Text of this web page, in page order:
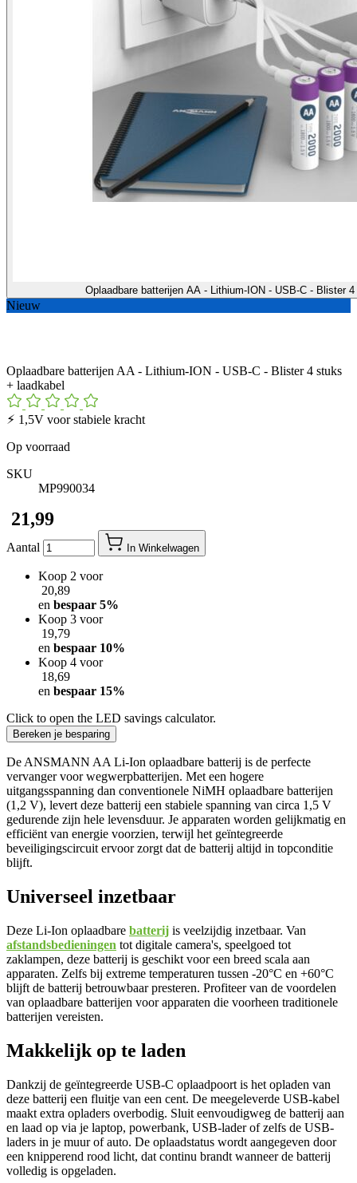
Oplaadbare batterijen AA - Lithium-ION - USB-C - Blister
Nieuw
Oplaadbare batterijen AA - Lithium-ION - USB-C - Blister 4 stuks
+ laadkabel
⚡︎ 1,5V voor stabiele kracht
Op voorraad
SKU
MP990034
​ 21,99
Aantal In Winkelwagen
Koop 2 voor
​ 20,89
en bespaar 5%
Koop 3 voor
​ 19,79
en bespaar 10%
Koop 4 voor
​ 18,69
en bespaar 15%
Click to open the LED savings calculator.
Bereken je besparing
De ANSMANN AA Li-Ion oplaadbare batterij is de perfecte
vervanger voor wegwerpbatterijen. Met een hogere
uitgangsspanning dan conventionele NiMH oplaadbare batterijen
(1,2 V), levert deze batterij een stabiele spanning van circa 1,5 V
gedurende zijn hele levensduur. Je apparaten worden gelijkmatig en
efficiënt van energie voorzien, terwijl het geïntegreerde
beveiligingscircuit ervoor zorgt dat de batterij altijd in topconditie
blijft.
Universeel inzetbaar
Deze Li-Ion oplaadbare batterij is veelzijdig inzetbaar. Van
afstandsbedieningen tot digitale camera's, speelgoed tot
zaklampen, deze batterij is geschikt voor een breed scala aan
apparaten. Zelfs bij extreme temperaturen tussen -20°C en +60°C
blijft de batterij betrouwbaar presteren. Profiteer van de voordelen
van oplaadbare batterijen voor apparaten die voorheen traditionele
batterijen vereisten.
Makkelijk op te laden
Dankzij de geïntegreerde USB-C oplaadpoort is het opladen van
deze batterij een fluitje van een cent. De meegeleverde USB-kabel
maakt extra opladers overbodig. Sluit eenvoudigweg de batterij aan
en laad op via je laptop, powerbank, USB-lader of zelfs de USB-
laders in je muur of auto. De oplaadstatus wordt aangegeven door
een knipperend rood licht, dat continu brandt wanneer de batterij
volledig is opgeladen.